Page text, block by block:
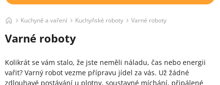
Kuchyně a vaření Kuchyňské roboty Varné roboty
Varné roboty
Kolikrát se vám stalo, že jste neměli náladu, čas nebo energii
vařit? Varný robot vezme přípravu jídel za vás. Už žádné
zdlouhavé postávání u plotny, soustavné míchání, připálené